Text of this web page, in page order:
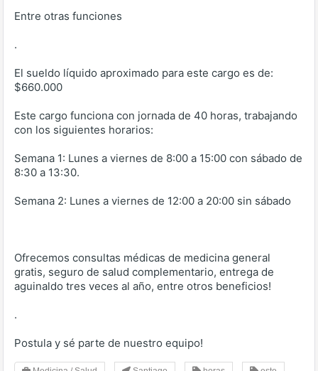
Entre otras funciones
.
El sueldo líquido aproximado para este cargo es de:
$660.000
Este cargo funciona con jornada de 40 horas, trabajando
con los siguientes horarios:
Semana 1: Lunes a viernes de 8:00 a 15:00 con sábado de
8:30 a 13:30.
Semana 2: Lunes a viernes de 12:00 a 20:00 sin sábado
Ofrecemos consultas médicas de medicina general
gratis, seguro de salud complementario, entrega de
aguinaldo tres veces al año, entre otros beneficios!
.
Postula y sé parte de nuestro equipo!